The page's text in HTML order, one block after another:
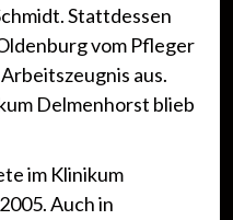
Stattdessen
vom Pfleger
aus.
Delmenhorst blieb
im Klinikum
Auch in